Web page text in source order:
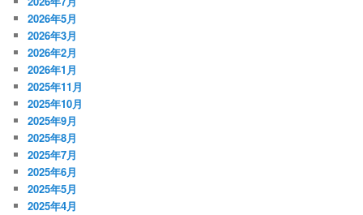
2026年5月
2026年3月
2026年2月
2026年1月
2025年11月
2025年10月
2025年9月
2025年8月
2025年7月
2025年6月
2025年5月
2025年4月